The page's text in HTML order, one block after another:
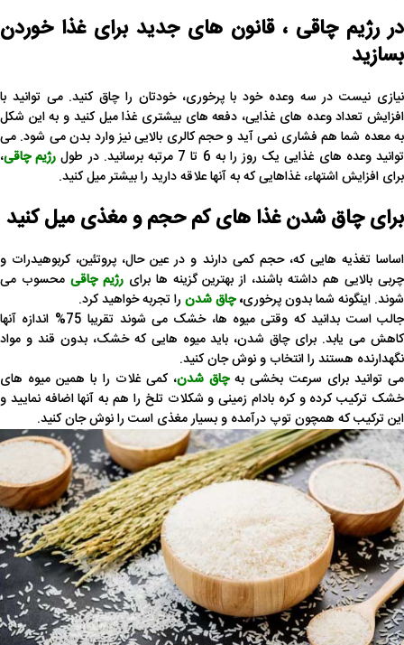
در رژیم چاقی ، قانون های جدید برای غذا خوردن
بسازید
نیازی نیست در سه وعده خود با پرخوری، خودتان را چاق کنید. می توانید با
افزایش تعداد وعده های غذایی، دفعه های بیشتری غذا میل کنید و به این شکل
به معده شما هم فشاری نمی آید و حجم کالری بالایی نیز وارد بدن می شود. می
توانید وعده های غذایی یک روز را به 6 تا 7 مرتبه برسانید. در طول
رژیم چاقی،
برای افزایش اشتهاء، غذاهایی که به آنها علاقه دارید را بیشتر میل کنید.
برای چاق شدن غذا های کم حجم و مغذی میل کنید
اساسا تغذیه هایی که، حجم کمی دارند و در عین حال، پروتئین، کربوهیدرات و
چربی بالایی هم داشته باشند، از بهترین گزینه ها برایرژیم چاقی محسوب می
شوند. اینگونه شما بدون پرخوری، چاق شدنرا تجربه خواهید کرد.
جالب است بدانید که وقتی میوه ها، خشک می شوند تقریبا 75% اندازه آنها
کاهش می یابد. برای چاق شدن، باید میوه هایی که خشک، بدون قند و مواد
نگهدارنده هستند را انتخاب و نوش جان کنید.
می توانید برای سرعت بخشی بهچاق شدن، کمی غلات را با همین میوه های
خشک ترکیب کرده و کره بادام زمینی و شکلات تلخ را هم به آنها اضافه نمایید و
این ترکیب که همچون توپ درآمده و بسیار مغذی است را نوش جان کنید.